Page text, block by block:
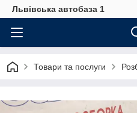
Львівська автобаза 1
Товари та послуги